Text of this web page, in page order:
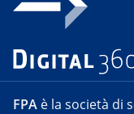
FPA è la società di